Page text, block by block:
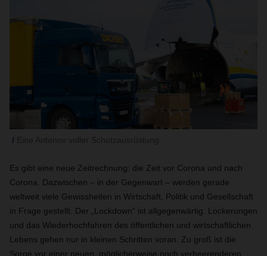
Es gibt eine neue Zeitrechnung: die Zeit vor Corona und nach
Corona. Dazwischen – in der Gegenwart – werden gerade
weltweit viele Gewissheiten in Wirtschaft, Politik und Gesellschaft
in Frage gestellt. Der „Lockdown“ ist allgegenwärtig. Lockerungen
und das Wiederhochfahren des öffentlichen und wirtschaftlichen
Lebens gehen nur in kleinen Schritten voran. Zu groß ist die
Sorge vor einer neuen, möglicherweise noch verheerenderen